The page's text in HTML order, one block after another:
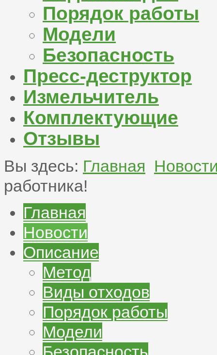
Порядок работы
Модели
Безопасность
Пресс-деструктор
Измельчитель
Комплектующие
Отзывы
Вы здесь: Главная
работника!
Главная
Новости
Описание
Метод
Виды отходов
Порядок работы
Модели